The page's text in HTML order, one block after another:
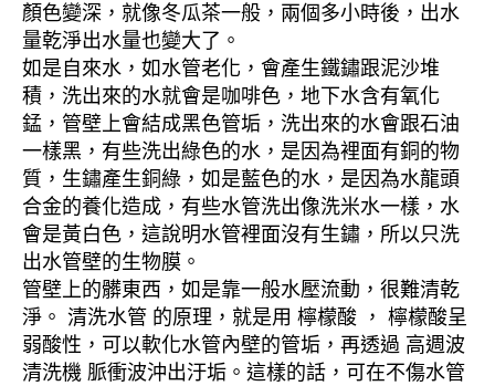
顏色變深，就像冬瓜茶一般，兩個多小時後，出水
量乾淨出水量也變大了。
如是自來水，如水管老化，會產生鐵鏽跟泥沙堆
積，洗出來的水就會是咖啡色，地下水含有氧化
錳，管壁上會結成黑色管垢，洗出來的水會跟石油
一樣黑，有些洗出綠色的水，是因為裡面有銅的物
質，生鏽產生銅綠，如是藍色的水，是因為水龍頭
合金的養化造成，有些水管洗出像洗米水一樣，水
會是黃白色，這說明水管裡面沒有生鏽，所以只洗
出水管壁的生物膜。
管壁上的髒東西，如是靠一般水壓流動，很難清乾
淨。 清洗水管 的原理，就是用 檸檬酸 ， 檸檬酸呈
弱酸性，可以軟化水管內壁的管垢，再透過 高週波
清洗機 脈衝波沖出汙垢。這樣的話，可在不傷水管